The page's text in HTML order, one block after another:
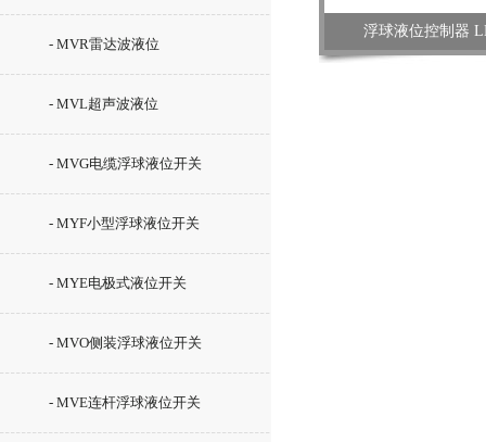
- MVR雷达波液位
- MVL超声波液位
- MVG电缆浮球液位开关
- MYF小型浮球液位开关
- MYE电极式液位开关
- MVO侧装浮球液位开关
- MVE连杆浮球液位开关
浮球液位控制器